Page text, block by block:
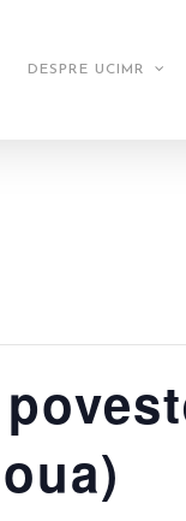
DESPRE UCIMR